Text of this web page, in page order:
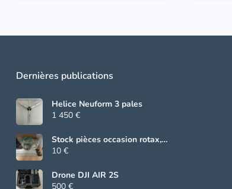
Dernières publications
Helice Neuform 3 pales
1 450 €
Stock pièces occasion rotax,
Beringer, grs
10 €
Drone DJI AIR 2S
500 €